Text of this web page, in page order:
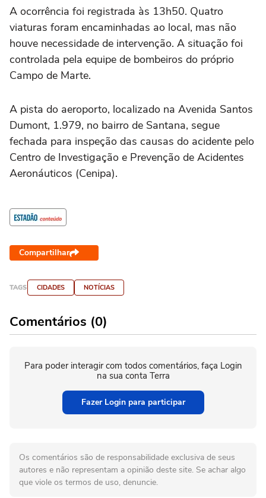
A ocorrência foi registrada às 13h50. Quatro
viaturas foram encaminhadas ao local, mas não
houve necessidade de intervenção. A situação foi
controlada pela equipe de bombeiros do próprio
Campo de Marte.
A pista do aeroporto, localizado na Avenida Santos
Dumont, 1.979, no bairro de Santana, segue
fechada para inspeção das causas do acidente pelo
Centro de Investigação e Prevenção de Acidentes
Aeronáuticos (Cenipa).
Compartilhar
TAGS CIDADES NOTÍCIAS
Comentários (0)
Para poder interagir com todos comentários, faça Login
na sua conta Terra
Fazer Login para participar
Os comentários são de responsabilidade exclusiva de seus
autores e não representam a opinião deste site. Se achar algo
que viole os termos de uso, denuncie.